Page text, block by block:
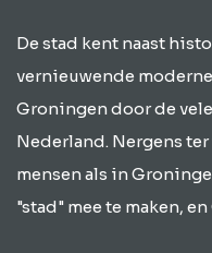
De stad kent naast
vernieuwende
Groningen door de
Nederland. Nergens
mensen als in
"stad" mee te maken,